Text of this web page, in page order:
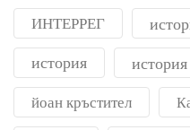
ИНТЕРРЕГ
история
йоан кръстител